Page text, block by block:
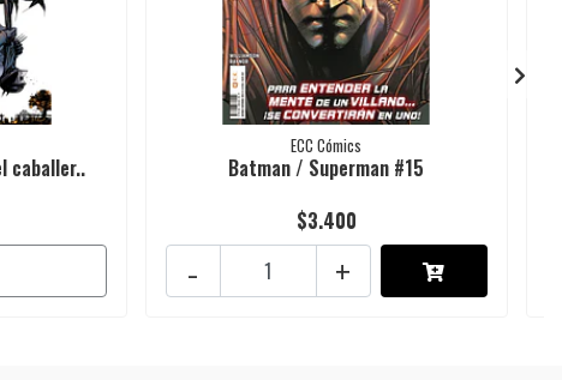
caballer..
ECC Cómics
Batman / Superman #15
$3.400
+
-